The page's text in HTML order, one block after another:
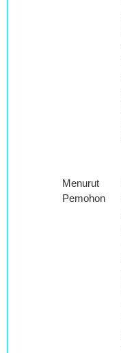
Menurut
Pemohon